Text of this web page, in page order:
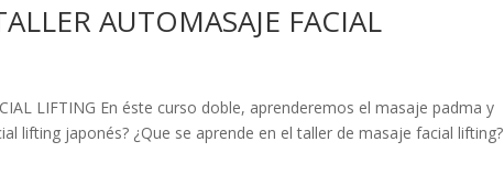
AUTOMASAJE FACIAL
LIFTING En éste curso doble, aprenderemos el masaje padma y
lifting japonés? ¿Que se aprende en el taller de masaje facial lifting?